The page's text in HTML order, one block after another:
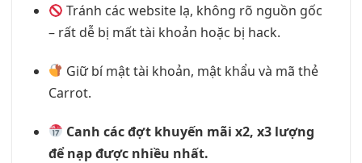
Tránh các website lạ, không rõ nguồn gốc
– rất dễ bị mất tài khoản hoặc bị hack.
Giữ bí mật tài khoản, mật khẩu và mã thẻ
Carrot.
Canh các đợt khuyến mãi x2, x3 lượng
để nạp được nhiều nhất.